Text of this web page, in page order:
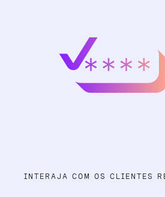
INTERAJA COM OS CLIENTES